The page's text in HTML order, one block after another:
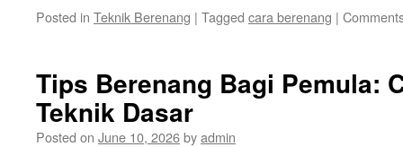
Posted in Teknik Berenang | Tagged cara berenang |
Tips Berenang Bagi Pemula:
Teknik Dasar
Posted on June 10, 2026byadmin